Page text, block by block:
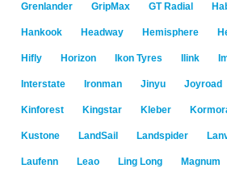
Grenlander GripMax GT Radial
Hankook Headway Hemisphere
Hifly Horizon Ikon Tyres Ilink
Interstate Ironman Jinyu Joyroad
Kinforest Kingstar Kleber
Kustone LandSail Landspider
Laufenn Leao Ling Long Magnum